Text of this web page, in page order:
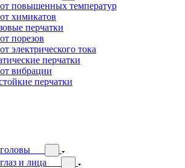
повышенных температур
химикатов
перчатки
порезов
электрического тока
перчатки
вибрации
перчатки
и лица